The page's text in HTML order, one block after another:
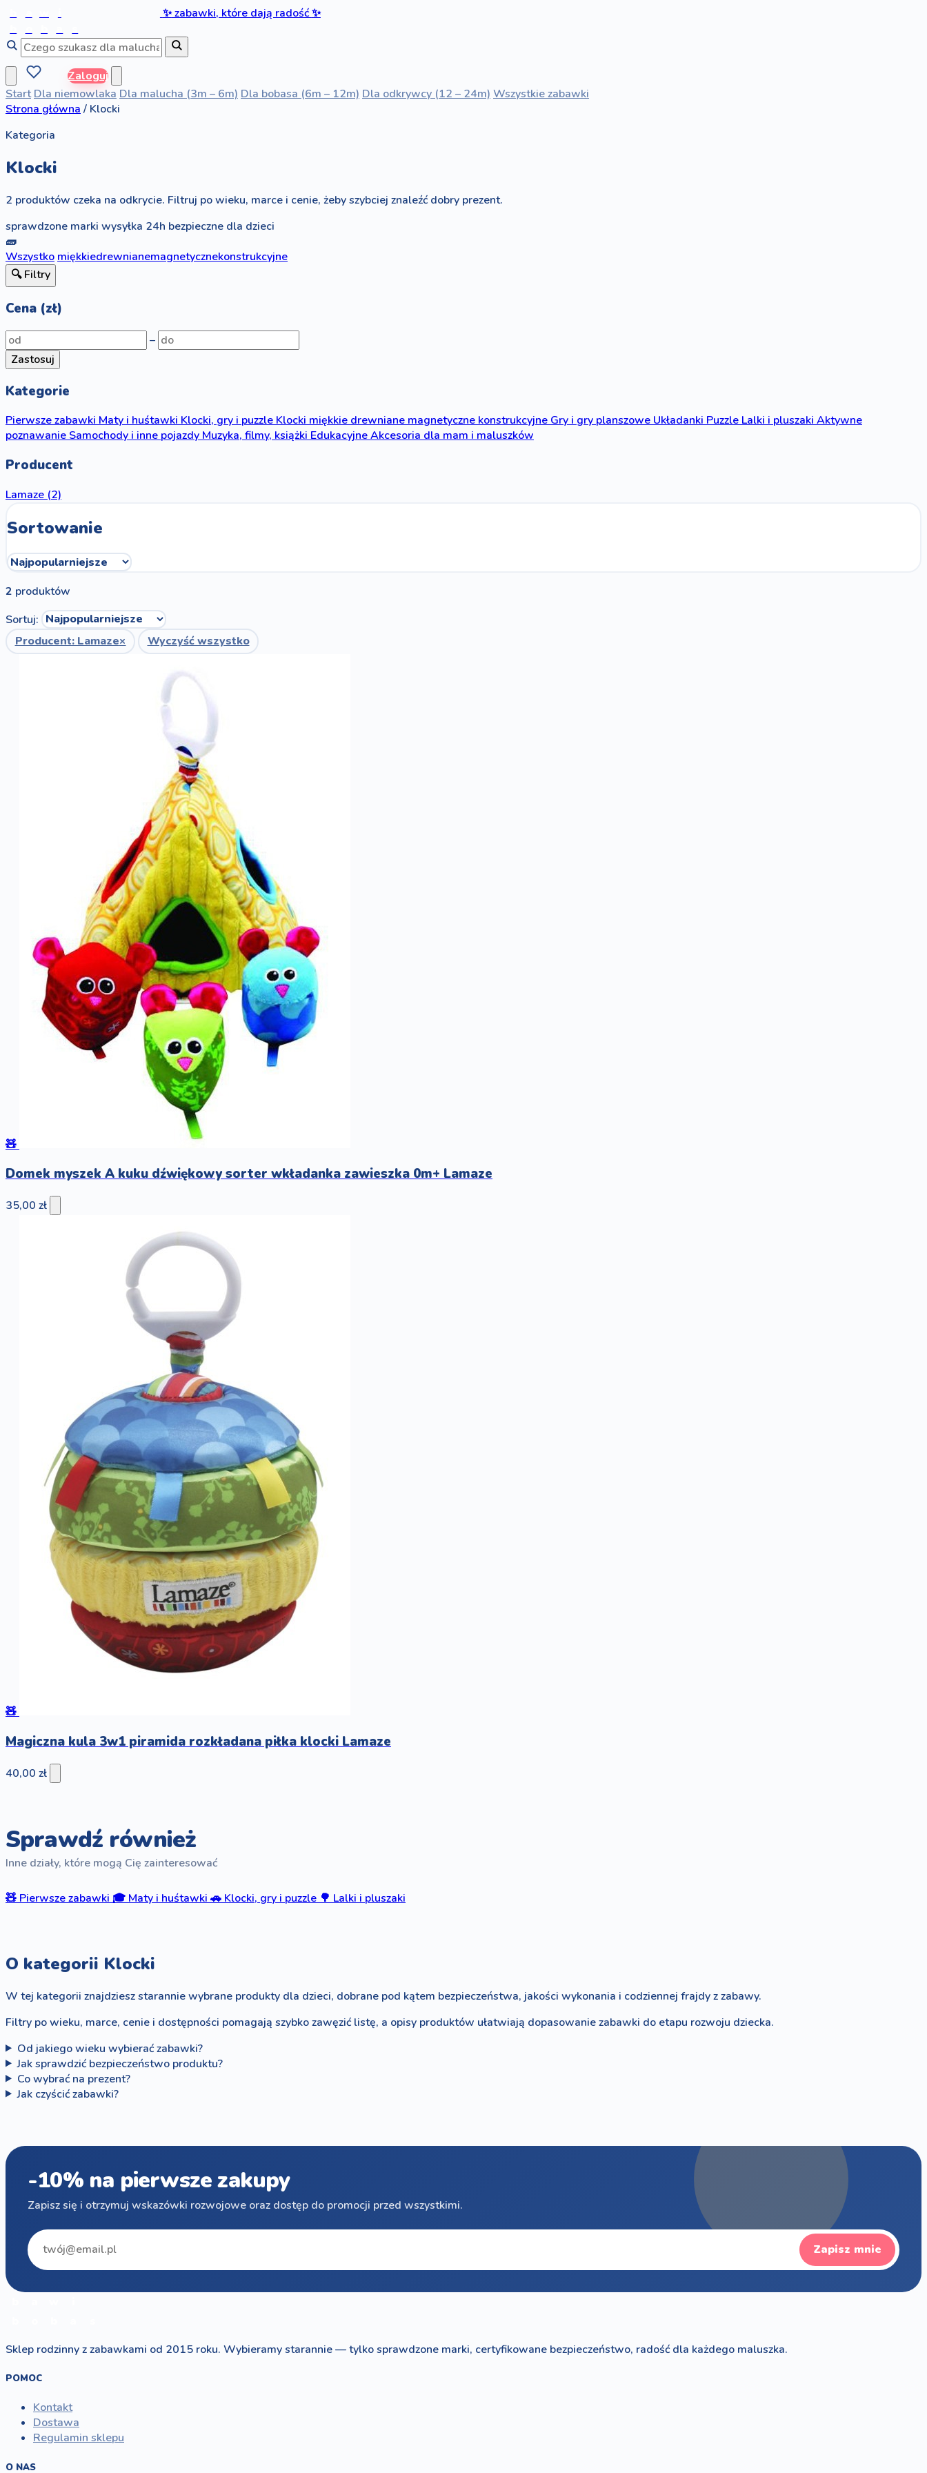
✨zabawki, które dają radość✨
Zaloguj
Start Dla niemowlaka Dla malucha (3m – 6m) Dla bobasa (6m – 12m) Dla odkrywcy (12 – 24m) Wszystkie zabawki
Strona główna / Klocki
Kategoria
Klocki
2 produktów czeka na odkrycie. Filtruj po wieku, marce i cenie, żeby szybciej znaleźć dobry prezent.
sprawdzone marki wysyłka 24h bezpieczne dla dzieci
🧱
Wszystko miękkiedrewnianemagnetycznekonstrukcyjne
🔍 Filtry
Cena (zł)
–
Zastosuj
Kategorie
Pierwsze zabawkiMaty i huśtawkiKlocki, gry i puzzleKlockimiękkiedrewnianemagnetycznekonstrukcyjneGry i gry planszoweUkładankiPuzzleLalki i pluszakiAktywne
poznawanieSamochody i inne pojazdyMuzyka, filmy, książkiEdukacyjneAkcesoria dla mam i maluszków
Producent
Lamaze (2)
Sortowanie
2 produktów
Sortuj:
Producent: Lamaze× Wyczyść wszystko
🧸
Domek myszek A kuku dźwiękowy sorter wkładanka zawieszka 0m+ Lamaze
35,00 zł
🧸
Magiczna kula 3w1 piramida rozkładana piłka klocki Lamaze
40,00 zł
Sprawdź również
Inne działy, które mogą Cię zainteresować
🧸 Pierwsze zabawki 🎓 Maty i huśtawki 🚗 Klocki, gry i puzzle 🌳 Lalki i pluszaki
O kategorii Klocki
W tej kategorii znajdziesz starannie wybrane produkty dla dzieci, dobrane pod kątem bezpieczeństwa, jakości wykonania i codziennej frajdy z zabawy.
Filtry po wieku, marce, cenie i dostępności pomagają szybko zawęzić listę, a opisy produktów ułatwiają dopasowanie zabawki do etapu rozwoju dziecka.
Od jakiego wieku wybierać zabawki?
Jak sprawdzić bezpieczeństwo produktu?
Co wybrać na prezent?
Jak czyścić zabawki?
-10% na pierwsze zakupy
Zapisz się i otrzymuj wskazówki rozwojowe oraz dostęp do promocji przed wszystkimi.
Zapisz mnie
Sklep rodzinny z zabawkami od 2015 roku. Wybieramy starannie — tylko sprawdzone marki, certyfikowane bezpieczeństwo, radość dla każdego maluszka.
POMOC
Kontakt
Dostawa
Regulamin sklepu
O NAS